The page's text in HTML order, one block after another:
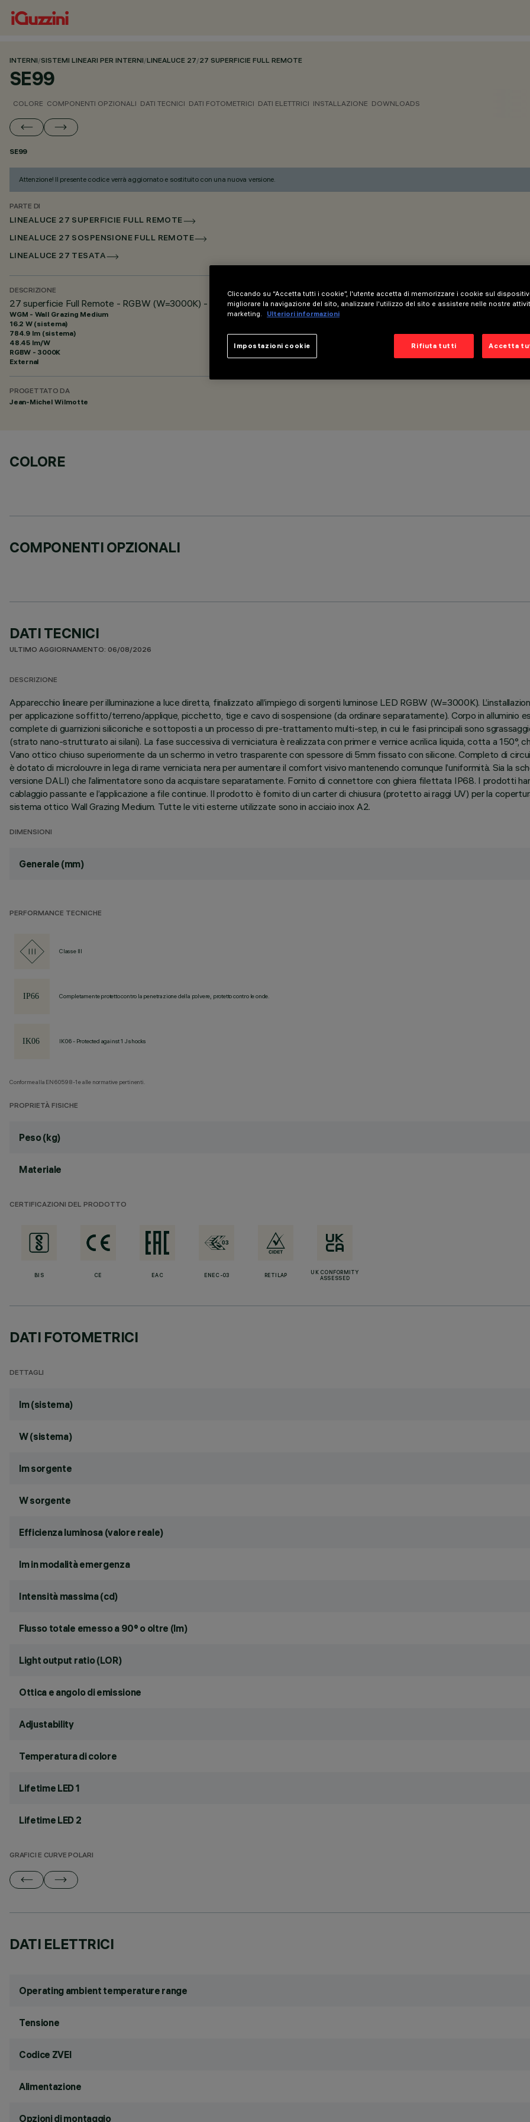
INTERNI/SISTEMI LINEARI PER INTERNI/LINEALUCE 27/27 SUPERFICIE FULL REMOTE
SE99
COLORE COMPONENTI OPZIONALI DATI TECNICI DATI FOTOMETRICI DATI ELETTRICI INSTALLAZIONE DOWNLOADS
SE99
Attenzione! Il presente codice verrà aggiornato e sostituito con una nuova versione.
PARTE DI
LINEALUCE 27 SUPERFICIE FULL REMOTE
LINEALUCE 27 SOSPENSIONE FULL REMOTE
LINEALUCE 27 TESATA
DESCRIZIONE
27 superficie Full Remote - RGBW (W=3000K) - 48Vdc - L=1.216mm - Ottica Wall Grazing Medium
WGM - Wall Grazing Medium
16.2 W (sistema)
784.9 lm (sistema)
48.45 lm/W
RGBW - 3000K
External
PROGETTATO DA
Jean-Michel Wilmotte
COLORE
COMPONENTI OPZIONALI
DATI TECNICI
ULTIMO AGGIORNAMENTO: 06/08/2026
DESCRIZIONE
Apparecchio lineare per illuminazione a luce diretta, finalizzato all’impiego di sorgenti luminose LED RGBW (W=3000K).
per applicazione soffitto/terreno/applique, picchetto, tige e cavo di sospensione (da ordinare separatamente). Corpo in alluminio
complete di guarnizioni siliconiche e sottoposti a un processo di pre-trattamento multi-step, in cui le fasi principali sono
(strato nano-strutturato ai silani). La fase successiva di verniciatura è realizzata con primer e vernice acrilica liquida, cotta a 150°,
Vano ottico chiuso superiormente da un schermo in vetro trasparente con spessore di 5mm fissato con silicone. Completo di
è dotato di microlouvre in lega di rame verniciata nera per aumentare il comfort visivo mantenendo comunque l’uniformità. Sia la
versione DALI) che l’alimentatore sono da acquistare separatamente. Fornito di connettore con ghiera filettata IP68. I prodotti
cablaggio passante e l’applicazione a file continue. Il prodotto è fornito di un carter di chiusura (protetto ai raggi UV) per la
sistema ottico Wall Grazing Medium. Tutte le viti esterne utilizzate sono in acciaio inox A2.
DIMENSIONI
Generale (mm)
PERFORMANCE TECNICHE
Classe III
Completamente protetto contro la penetrazione della polvere, protetto contro le onde.
IK06 - Protected against 1 J shocks
Conforme alla EN60598-1 e alle normative pertinenti.
PROPRIETÀ FISICHE
Peso (kg)
Materiale
CERTIFICAZIONI DEL PRODOTTO
BIS CE EAC ENEC-03 RETILAP
UK CONFORMITY
ASSESSED
DATI FOTOMETRICI
DETTAGLI
lm (sistema)
W (sistema)
lm sorgente
W sorgente
Efficienza luminosa (valore reale)
lm in modalità emergenza
Intensità massima (cd)
Flusso totale emesso a 90° o oltre (lm)
Light output ratio (LOR)
Ottica e angolo di emissione
Adjustability
Temperatura di colore
Lifetime LED 1
Lifetime LED 2
GRAFICI E CURVE POLARI
DATI ELETTRICI
Operating ambient temperature range
Tensione
Codice ZVEI
Alimentazione
Opzioni di montaggio
Cliccando su “Accetta tutti i cookie”, l'utente accetta di memorizzare i cookie sul
migliorare la navigazione del sito, analizzare l'utilizzo del sito e assistere nelle nostre
marketing.
Ulteriori informazioni
Rifiuta tutti Accetta
Impostazioni cookie